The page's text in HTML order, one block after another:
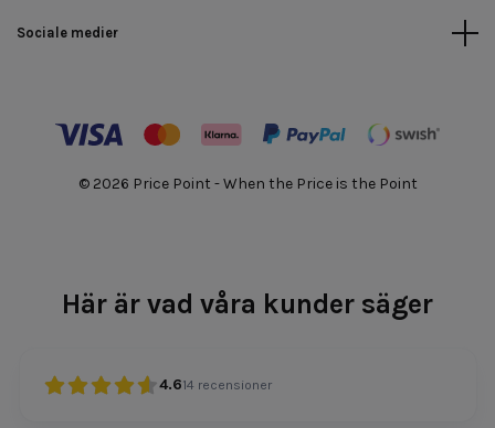
Sociale medier
© 2026 Price Point - When the Price is the Point
Här är vad våra kunder säger
4.614 recensioner